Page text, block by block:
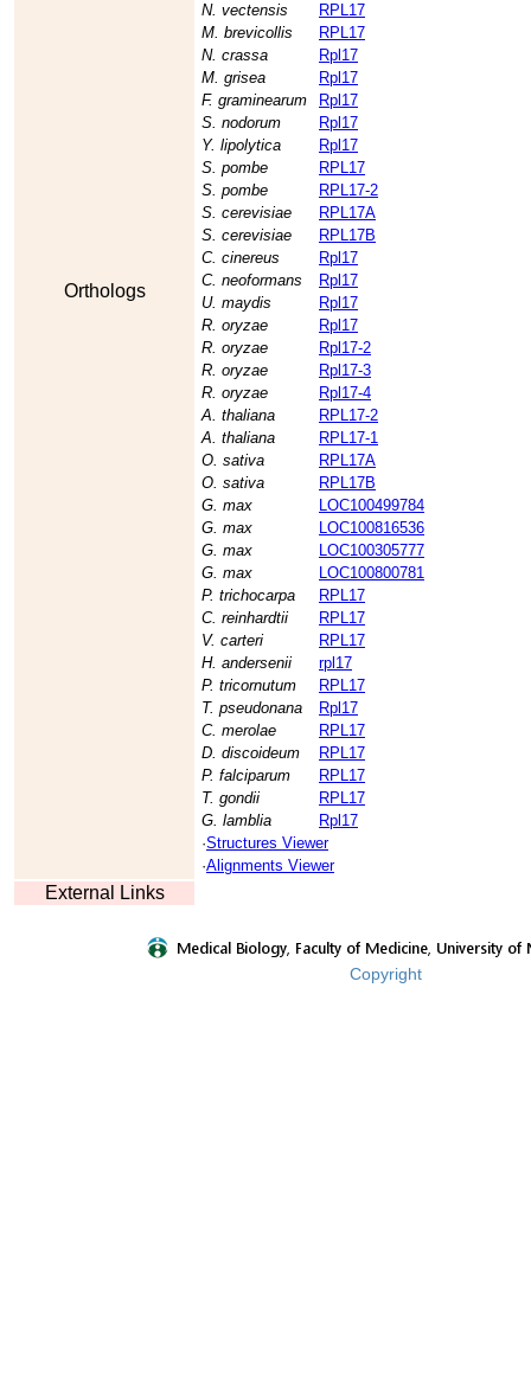
Orthologs
N. vectensis
RPL17
M. brevicollis
RPL17
N. crassa
Rpl17
M. grisea
Rpl17
F. graminearum
Rpl17
S. nodorum
Rpl17
Y. lipolytica
Rpl17
S. pombe
RPL17
S. pombe
RPL17-2
S. cerevisiae
RPL17A
S. cerevisiae
RPL17B
C. cinereus
Rpl17
C. neoformans
Rpl17
U. maydis
Rpl17
R. oryzae
Rpl17
R. oryzae
Rpl17-2
R. oryzae
Rpl17-3
R. oryzae
Rpl17-4
A. thaliana
RPL17-2
A. thaliana
RPL17-1
O. sativa
RPL17A
O. sativa
RPL17B
G. max
LOC100499784
G. max
LOC100816536
G. max
LOC100305777
G. max
LOC100800781
P. trichocarpa
RPL17
C. reinhardtii
RPL17
V. carteri
RPL17
H. andersenii
rpl17
P. tricornutum
RPL17
T. pseudonana
Rpl17
C. merolae
RPL17
D. discoideum
RPL17
P. falciparum
RPL17
T. gondii
RPL17
G. lamblia
Rpl17
·Structures Viewer
·Alignments Viewer
External Links
Copyright